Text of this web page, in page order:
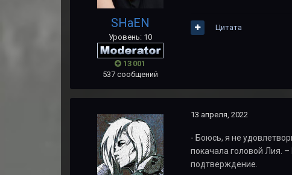
SHaEN
Уровень: 10
13 001
537 сообщений
Цитата
13 апреля, 2022
- Боюсь, я не
покачала головой Лия.
подтверждение.